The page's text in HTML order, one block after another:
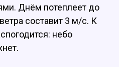
Днём потеплеет до
составит 3 м/с. К
небо